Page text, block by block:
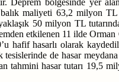
maliyeti 63,2 milyon TL
50 milyon TL
etkilenen 11 ilde
hafif hasarlı olarak
tesislerinde de hasar
tahmini hasar tutarı 19,5